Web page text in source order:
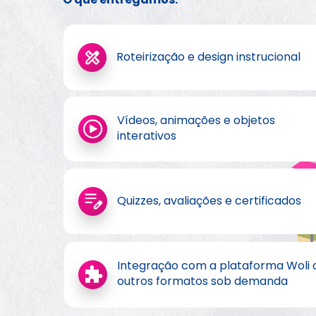
Roteirização e design instrucional
Vídeos, animações e objetos
interativos
Quizzes, avaliações e certificados
Integração com a plataforma Woli
outros formatos sob demanda